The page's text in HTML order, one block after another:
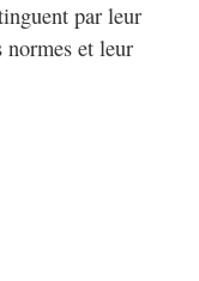
par leur
normes et leur